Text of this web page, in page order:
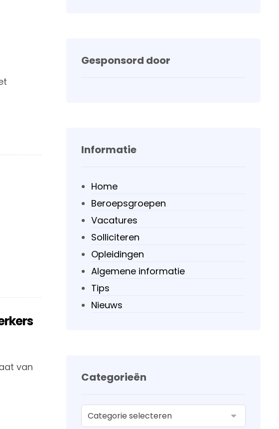
van
Gesponsord door
Informatie
Home
Beroepsgroepen
Vacatures
Solliciteren
Opleidingen
Algemene informatie
Tips
Nieuws
Categorieën